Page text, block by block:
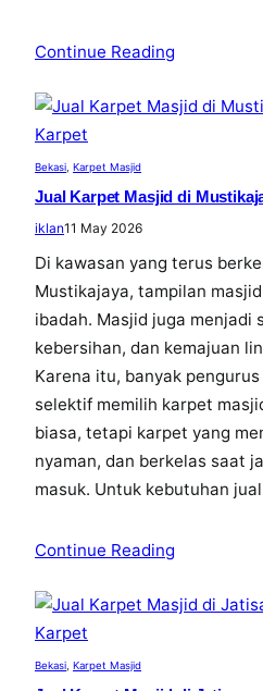
Continue Reading
Bekasi Karpet Masjid
Jual Karpet Masjid di
iklan11 May 2026
Di kawasan yang terus
Mustikajaya, tampilan
ibadah. Masjid juga menjadi
kebersihan, dan kemajuan
Karena itu, banyak
selektif memilih karpet
biasa, tetapi karpet yang
nyaman, dan berkelas saat
masuk. Untuk kebutuhan
Continue Reading
Bekasi Karpet Masjid